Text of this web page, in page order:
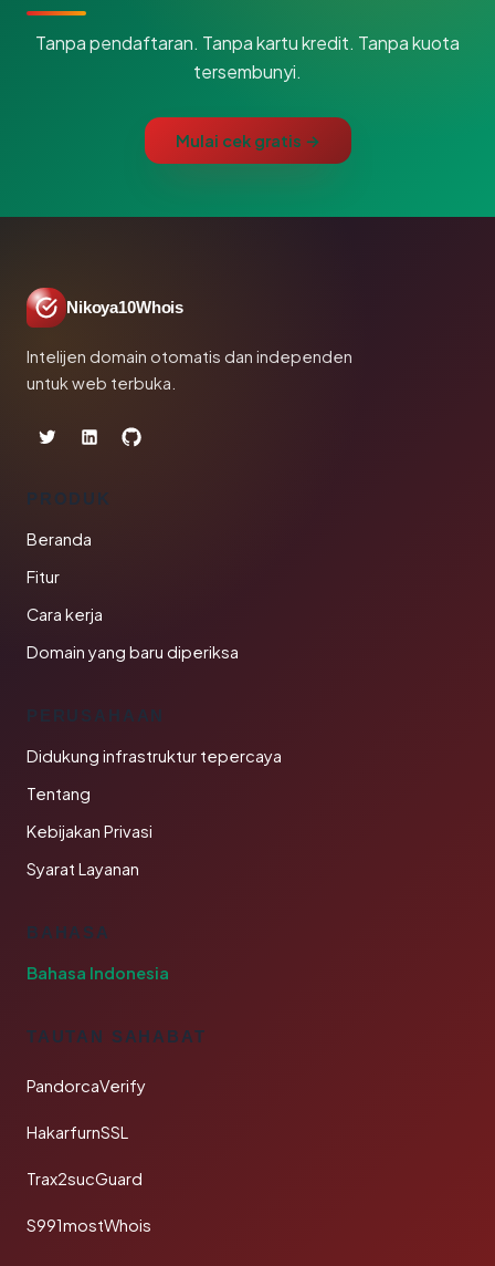
Tanpa pendaftaran. Tanpa kartu kredit. Tanpa kuota
tersembunyi.
Mulai cek gratis →
Nikoya10Whois
Intelijen domain otomatis dan independen
untuk web terbuka.
PRODUK
Beranda
Fitur
Cara kerja
Domain yang baru diperiksa
PERUSAHAAN
Didukung infrastruktur tepercaya
Tentang
Kebijakan Privasi
Syarat Layanan
BAHASA
Bahasa Indonesia
TAUTAN SAHABAT
PandorcaVerify
HakarfurnSSL
Trax2sucGuard
S991mostWhois